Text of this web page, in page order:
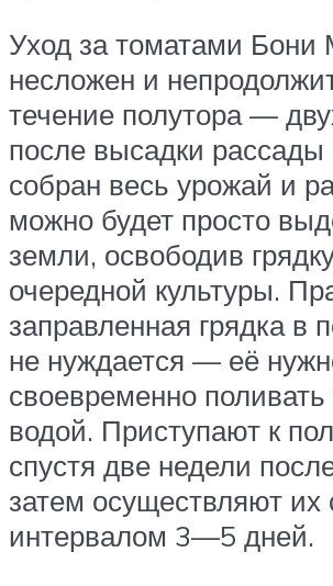
Уход за томатами
несложен и
течение полутора —
после высадки рассады
собран весь урожай и
можно будет просто
земли, освободив
очередной культуры.
заправленная грядка в
не нуждается — её
своевременно поливать
водой. Приступают к
спустя две недели
затем осуществляют их
интервалом 3—5 дней.